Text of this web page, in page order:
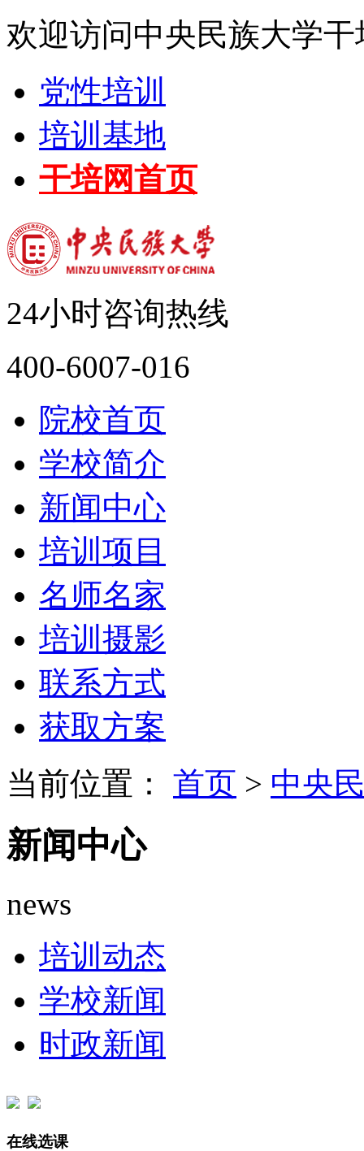
欢迎访问中央民族大学干
党性培训
培训基地
干培网首页
24小时咨询热线
400-6007-016
院校首页
学校简介
新闻中心
培训项目
名师名家
培训摄影
联系方式
获取方案
当前位置： 首页 > 中央
新闻中心
news
培训动态
学校新闻
时政新闻
在线选课